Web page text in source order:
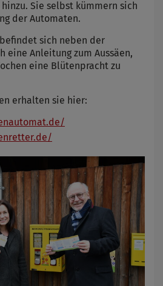
Sie selbst kümmern sich
der Automaten.
sich neben der
eine Anleitung zum Aussäen,
eine Blütenpracht zu
erhalten sie hier: